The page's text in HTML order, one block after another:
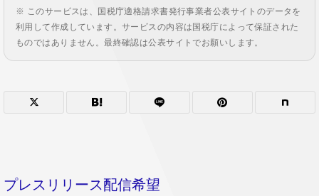
※ このサービスは、国税庁適格請求書発行事業者公表サイトのデータを
利用して作成しています。サービスの内容は国税庁によって保証された
ものではありません。最終確認は公表サイトでお願いします。
プレスリリース配信希望